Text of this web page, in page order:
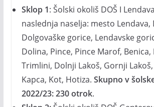
Sklop 1: Šolski okoliš DOŠ I
naslednja naselja: mesto Lendava,
Dolgovaške gorice, Lendavske
Dolina, Pince, Pince Marof, Benica,
Trimlini, Dolnji Lakoš, Gornji
Kapca, Kot, Hotiza. Skupno v
2022/23: 230 otrok.